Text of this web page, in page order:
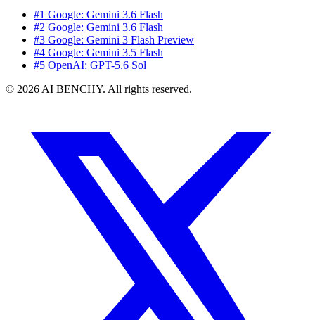
#1 Google: Gemini 3.6 Flash
#2 Google: Gemini 3.6 Flash
#3 Google: Gemini 3 Flash Preview
#4 Google: Gemini 3.5 Flash
#5 OpenAI: GPT-5.6 Sol
© 2026 AI BENCHY. All rights reserved.